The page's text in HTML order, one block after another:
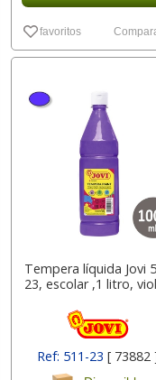
favoritos
Tempera líquida Jovi
23, escolar ,1 litro,
Ref: 511-23 [ 73882